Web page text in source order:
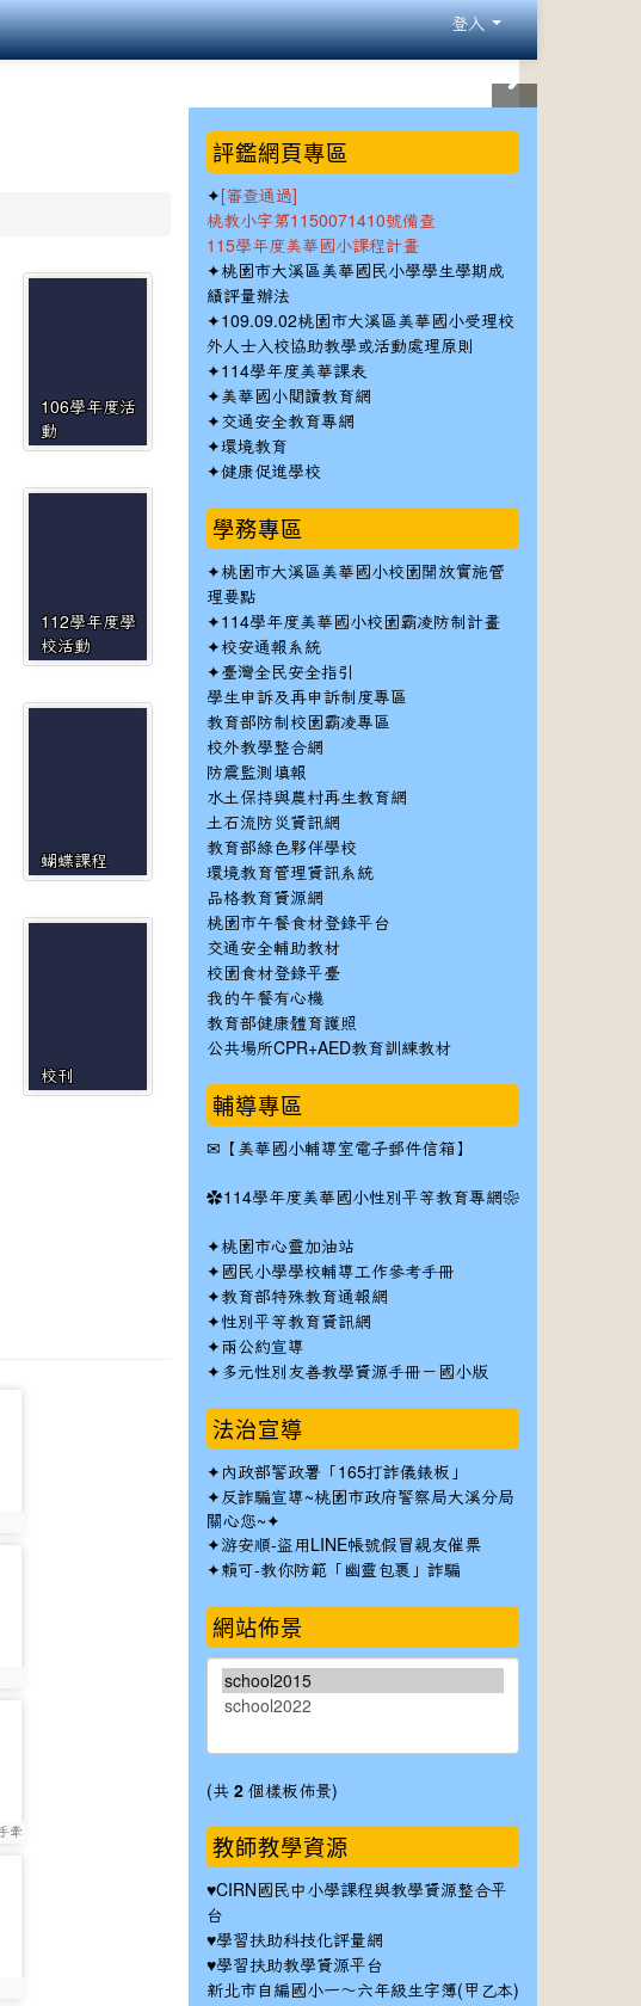
登入
106學年度活
動
112學年度學
校活動
蝴蝶課程
校刊
牽
::: 評鑑網頁專區
✦ [審查通過]
桃教小字第1150071410號備查
115學年度美華國小課程計畫
✦桃園市大溪區美華國民小學學生學期成
績評量辦法
✦109.09.02桃園市大溪區美華國小受理校
外人士入校協助教學或活動處理原則
✦114學年度美華課表
✦美華國小閱讀教育網
✦ 交通安全教育專網
✦環境教育
✦健康促進學校
學務專區
✦桃園市大溪區美華國小校園開放實施管
理要點
✦114學年度美華國小校園霸凌防制計畫
✦校安通報系統
✦臺灣全民安全指引
學生申訴及再申訴制度專區
教育部防制校園霸凌專區
校外教學整合網
防震監測填報
水土保持與農村再生教育網
土石流防災資訊網
教育部綠色夥伴學校
環境教育管理資訊系統
品格教育資源網
桃園市午餐食材登錄平台
交通安全輔助教材
校園食材登錄平臺
我的午餐有心機
教育部健康體育護照
公共場所CPR+AED教育訓練教材
輔導專區
✉ 【美華國小輔導室電子郵件信箱】
✿114學年度美華國小性別平等教育專網❀
✦桃園市心靈加油站
✦ 國民小學學校輔導工作參考手冊
✦教育部特殊教育通報網
✦性別平等教育資訊網
✦兩公約宣導
✦ 多元性別友善教學資源手冊－國小版
法治宣導
✦ 內政部警政署「165打詐儀錶板」
✦反詐騙宣導~桃園市政府警察局大溪分局
關心您~✦
✦游安順-盜用LINE帳號假冒親友催票
✦賴可-教你防範「幽靈包裹」詐騙
網站佈景
(共 2個樣板佈景)
教師教學資源
♥CIRN國民中小學課程與教學資源整合平
台
♥學習扶助科技化評量網
♥學習扶助教學資源平台
新北市自編國小一～六年級生字簿(甲乙本)